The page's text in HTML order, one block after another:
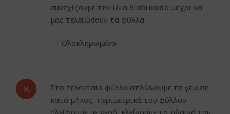
συνεχίζουμε την ίδια διαδικασία μέχρι να
μας τελειώσουν τα φύλλα.
Ολοκληρωμένο
8.
Στο τελευταίο φύλλο απλώνουμε τη γέμιση
κατά μήκος, περιμετρικά του φύλλου